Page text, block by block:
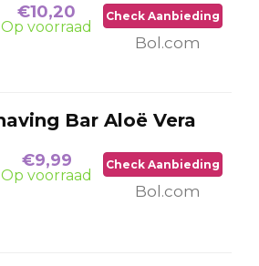
€10,20
Op voorraad
Check Aanbieding
Bol.com
Bar Aloë Vera
€9,99
Op voorraad
Check Aanbieding
Bol.com